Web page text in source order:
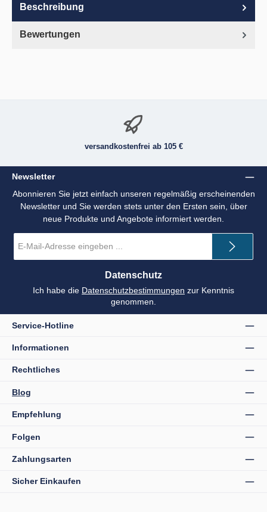
Beschreibung
Bewertungen
versandkostenfrei ab 105 €
Newsletter
Abonnieren Sie jetzt einfach unseren regelmäßig erscheinenden
Newsletter und Sie werden stets unter den Ersten sein, über
neue Produkte und Angebote informiert werden.
Mail-
*
Datenschutz
Ich habe die Datenschutzbestimmungen zur Kenntnis
genommen.
Service-Hotline
Informationen
Rechtliches
Blog
Empfehlung
Folgen
Zahlungsarten
Sicher Einkaufen